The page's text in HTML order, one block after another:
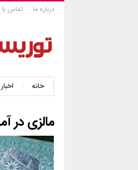
درباره ما تماس با
خانه اخبار
مالزی در